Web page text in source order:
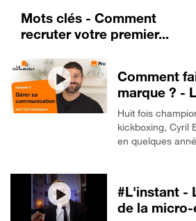
Mots clés - Comment
recruter votre premier...
Comment
marque ? -
Huit fois
kickboxing, Cyril
en quelques
#L'instant -
de la